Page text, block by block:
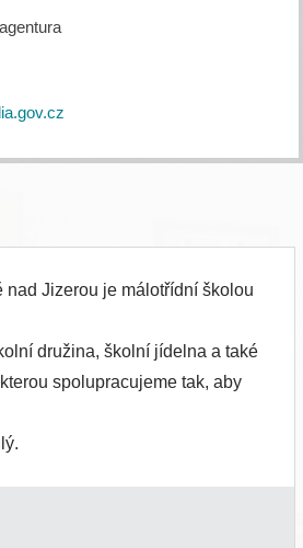
nad Jizerou je málotřídní školou
družina, školní jídelna a také
spolupracujeme tak, aby